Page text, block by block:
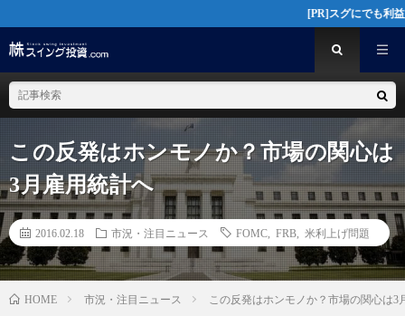
[PR]スグにでも利益を望む投資
この反発はホンモノか？市場の関心は
3月雇用統計へ
2016.02.18 市況・注目ニュース FOMC FRB 米利上げ問題
HOME 市況・注目ニュース この反発はホンモノか？市場の関心は3